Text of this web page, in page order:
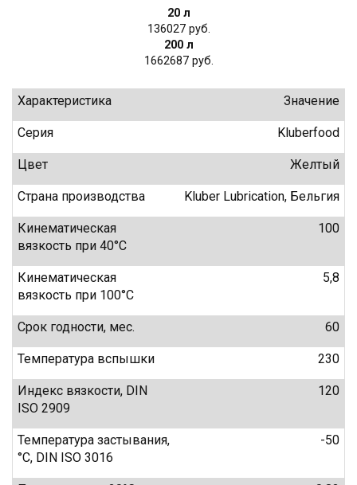
20 л
136027
200 л
1662687
Характеристика Значение
Серия Kluberfood
Цвет Желтый
Страна производства Kluber Lubrication, Бельгия
Кинематическая
вязкость при 40°C
100
Кинематическая
вязкость при 100°C
5,8
Срок годности, мес. 60
Температура вспышки 230
Индекс вязкости, DIN
ISO 2909
120
Температура застывания,
°C, DIN ISO 3016
-50